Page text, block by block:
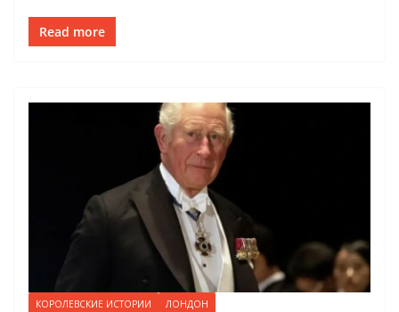
Read more
КОРОЛЕВСКИЕ ИСТОРИИ ЛОНДОН